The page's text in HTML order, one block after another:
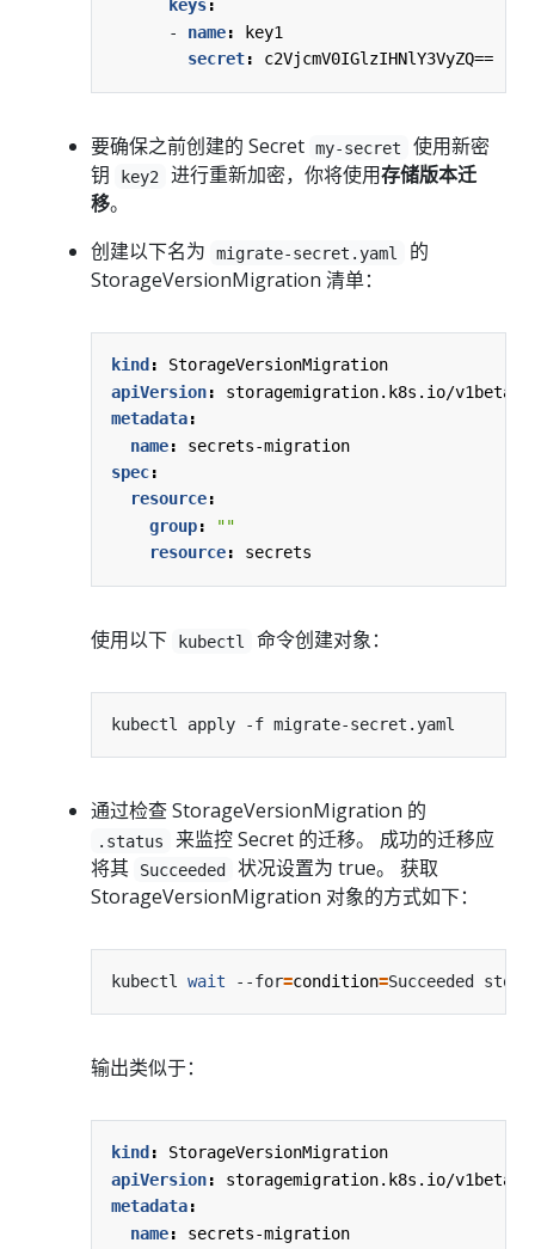
keys:
- name:
key1
secret: c2VjcmV0IGlzIHNlY3VyZQ==
要确保之前创建的 Secret my-secret
使用新密
钥
key2 进行重新加密，你将使用存储版本迁
移。
创建以下名为
migrate-secret.yaml
的
StorageVersionMigration 清单：
kind :
StorageVersionMigration
apiVersion:
storagemigration.k8s.io/v1beta1
metadata:
name:
secrets-migration
spec:
resource:
group:
""
resource: secrets
使用以下 kubectl 命令创建对象：
通过检查 StorageVersionMigration 的
.status
来监控 Secret 的迁移。 成功的迁移应
将其
Succeeded
状况设置为 true。 获取
StorageVersionMigration 对象的方式如下：
kubectl wait --for=condition=
输出类似于：
kind :
StorageVersionMigration
apiVersion:
storagemigration.k8s.io/v1beta1
metadata:
name:
secrets-migration